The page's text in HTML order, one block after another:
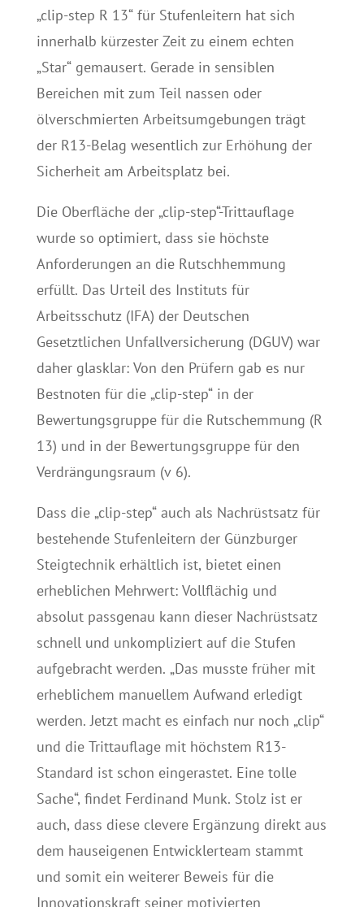
„clip-step R 13“ für Stufenleitern hat sich
innerhalb kürzester Zeit zu einem echten
„Star“ gemausert. Gerade in sensiblen
Bereichen mit zum Teil nassen oder
ölverschmierten Arbeitsumgebungen trägt
der R13-Belag wesentlich zur Erhöhung der
Sicherheit am Arbeitsplatz bei.
Die Oberfläche der „clip-step“-Trittauflage
wurde so optimiert, dass sie höchste
Anforderungen an die Rutschhemmung
erfüllt. Das Urteil des Instituts für
Arbeitsschutz (IFA) der Deutschen
Gesetztlichen Unfallversicherung (DGUV) war
daher glasklar: Von den Prüfern gab es nur
Bestnoten für die „clip-step“ in der
Bewertungsgruppe für die Rutschemmung (R
13) und in der Bewertungsgruppe für den
Verdrängungsraum (v 6).
Dass die „clip-step“ auch als Nachrüstsatz für
bestehende Stufenleitern der Günzburger
Steigtechnik erhältlich ist, bietet einen
erheblichen Mehrwert: Vollflächig und
absolut passgenau kann dieser Nachrüstsatz
schnell und unkompliziert auf die Stufen
aufgebracht werden. „Das musste früher mit
erheblichem manuellem Aufwand erledigt
werden. Jetzt macht es einfach nur noch „clip“
und die Trittauflage mit höchstem R13-
Standard ist schon eingerastet. Eine tolle
Sache“, findet Ferdinand Munk. Stolz ist er
auch, dass diese clevere Ergänzung direkt aus
dem hauseigenen Entwicklerteam stammt
und somit ein weiterer Beweis für die
Innovationskraft seiner motivierten